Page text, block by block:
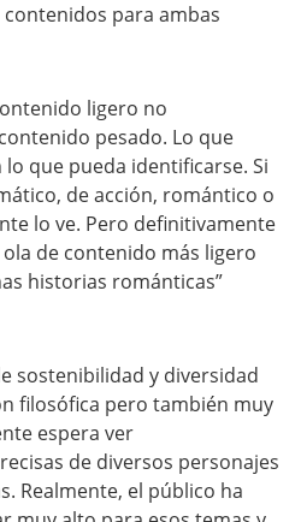
para ambas
ligero no
pesado. Lo que
que pueda identificarse. Si
de acción, romántico o
lo ve. Pero definitivamente
de contenido más ligero
historias románticas”
sostenibilidad y diversidad
filosófica pero también muy
espera ver
de diversos personajes
Realmente, el público ha